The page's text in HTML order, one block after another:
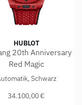
Gold Ceramic ,
HUBLOT
20th Anniversary
Red Magic
Big Bang 20th
Schwarz
34.100,00 €